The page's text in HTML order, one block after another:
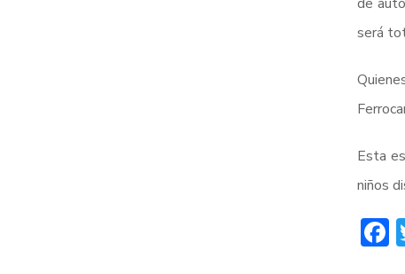
será
Esta
niños